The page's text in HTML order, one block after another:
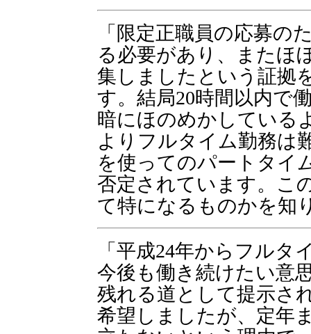
「限定正職員の応募の
る必要があり、またほ
集しましたという証拠
す。結局20時間以内で
暗にほのめかしている
よりフルタイム勤務は
を使ってのパートタイ
否定されています。こ
て特になるものかを知
「平成24年からフル
今後も働き続けたい意
残れる道として提示さ
希望しましたが、定年